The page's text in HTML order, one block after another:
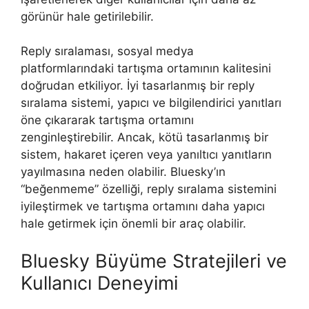
görünür hale getirilebilir.
Reply sıralaması, sosyal medya
platformlarındaki tartışma ortamının kalitesini
doğrudan etkiliyor. İyi tasarlanmış bir reply
sıralama sistemi, yapıcı ve bilgilendirici yanıtları
öne çıkararak tartışma ortamını
zenginleştirebilir. Ancak, kötü tasarlanmış bir
sistem, hakaret içeren veya yanıltıcı yanıtların
yayılmasına neden olabilir. Bluesky’ın
“beğenmeme” özelliği, reply sıralama sistemini
iyileştirmek ve tartışma ortamını daha yapıcı
hale getirmek için önemli bir araç olabilir.
Bluesky Büyüme Stratejileri ve
Kullanıcı Deneyimi